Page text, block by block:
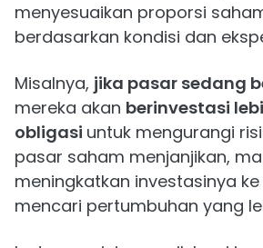
menyesuaikan proporsi
berdasarkan kondisi dan
Misalnya, jika pasar sedang
mereka akan berinvestasi
obligasi untuk mengurangi
pasar saham menjanjikan,
meningkatkan investasinya
mencari pertumbuhan yang